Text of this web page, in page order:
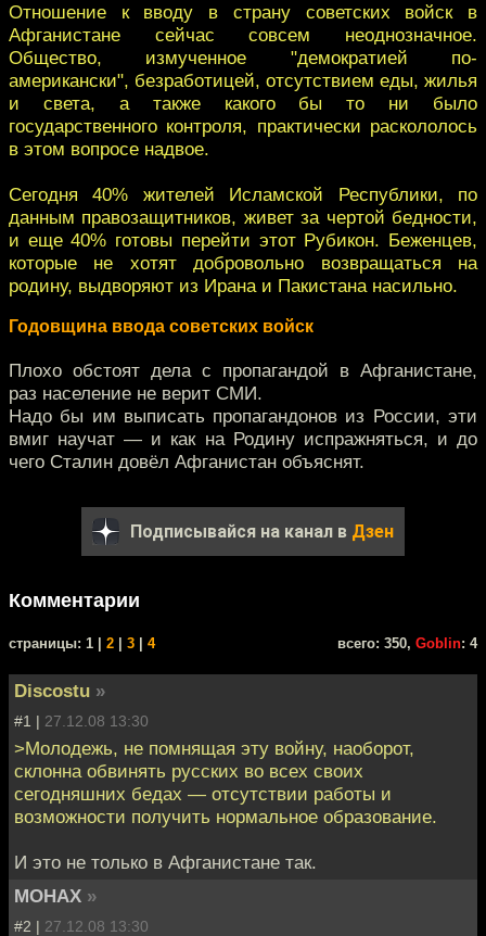
Отношение к вводу в страну советских войск в
Афганистане сейчас совсем неоднозначное.
Общество, измученное "демократией по-
американски", безработицей, отсутствием еды, жилья
и света, а также какого бы то ни было
государственного контроля, практически раскололось
в этом вопросе надвое.
Сегодня 40% жителей Исламской Республики, по
данным правозащитников, живет за чертой бедности,
и еще 40% готовы перейти этот Рубикон. Беженцев,
которые не хотят добровольно возвращаться на
родину, выдворяют из Ирана и Пакистана насильно.
Годовщина ввода советских войск
Плохо обстоят дела с пропагандой в Афганистане,
раз население не верит СМИ.
Надо бы им выписать пропагандонов из России, эти
вмиг научат — и как на Родину испражняться, и до
чего Сталин довёл Афганистан объяснят.
Подписывайся на канал в Дзен
Комментарии
cтраницы: 1 | 2 3 4 всего: 350, Goblin: 4
Discostu »
#1 | 27.12.08 13:30
>Молодежь, не помнящая эту войну, наоборот,
склонна обвинять русских во всех своих
сегодняшних бедах — отсутствии работы и
возможности получить нормальное образование.
И это не только в Афганистане так.
MOHAX »
#2 | 27.12.08 13:30